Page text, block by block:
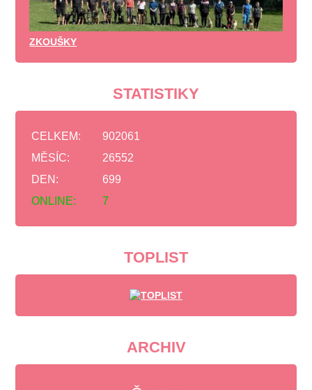
ZKOUŠKY
STATISTIKY
ONLINE: 7
CELKEM:
902061
MĚSÍC:
26552
DEN:
699
TOPLIST
ARCHIV